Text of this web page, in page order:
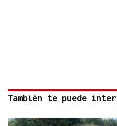
También te puede